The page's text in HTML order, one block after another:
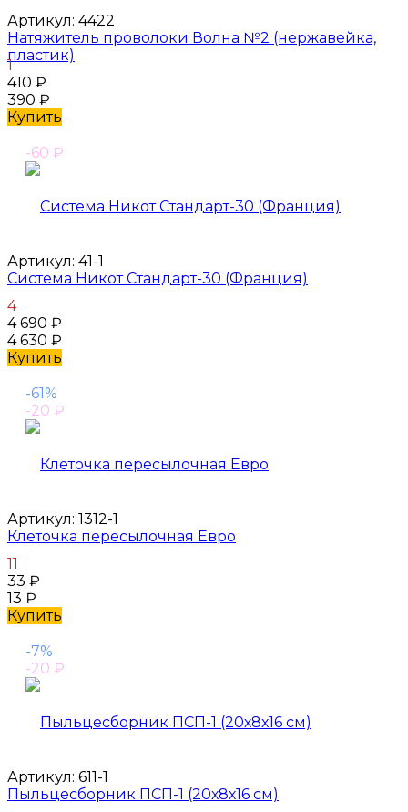
Артикул: 4422
Натяжитель проволоки Волна №2 (нержавейка,
пластик)
1
410 ₽
390 ₽
Купить
-60 ₽
Артикул: 41-1
Система Никот Стандарт-30 (Франция)
4
4 690 ₽
4 630 ₽
Купить
-61%
-20 ₽
Артикул: 1312-1
Клеточка пересылочная Евро
11
33 ₽
13 ₽
Купить
-7%
-20 ₽
Артикул: 611-1
Пыльцесборник ПСП-1 (20х8х16 см)